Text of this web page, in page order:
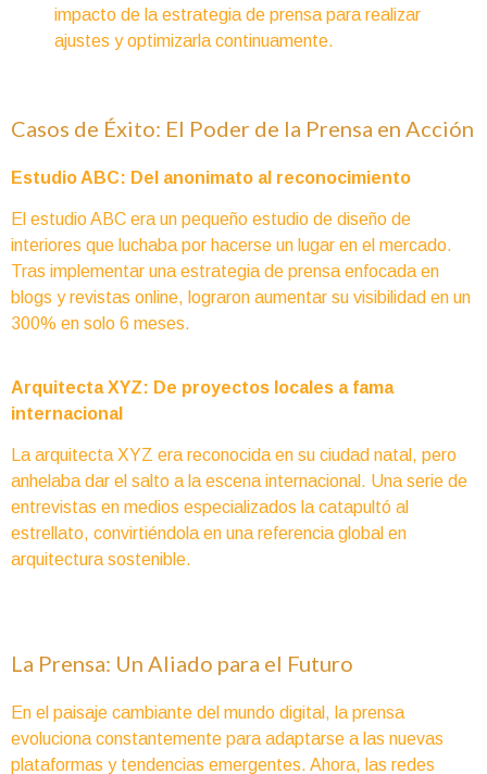
impacto de la estrategia de prensa para realizar
ajustes y optimizarla continuamente.
Casos de Éxito: El Poder de la Prensa en Acción
Estudio ABC: Del anonimato al reconocimiento
El estudio ABC era un pequeño estudio de diseño de
interiores que luchaba por hacerse un lugar en el mercado.
Tras implementar una estrategia de prensa enfocada en
blogs y revistas online, lograron aumentar su visibilidad en un
300% en solo 6 meses.
Arquitecta XYZ: De proyectos locales a fama
internacional
La arquitecta XYZ era reconocida en su ciudad natal, pero
anhelaba dar el salto a la escena internacional. Una serie de
entrevistas en medios especializados la catapultó al
estrellato, convirtiéndola en una referencia global en
arquitectura sostenible.
La Prensa: Un Aliado para el Futuro
En el paisaje cambiante del mundo digital, la prensa
evoluciona constantemente para adaptarse a las nuevas
plataformas y tendencias emergentes. Ahora, las redes